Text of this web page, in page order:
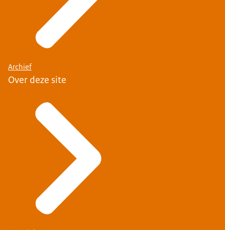
Archief
Over deze site